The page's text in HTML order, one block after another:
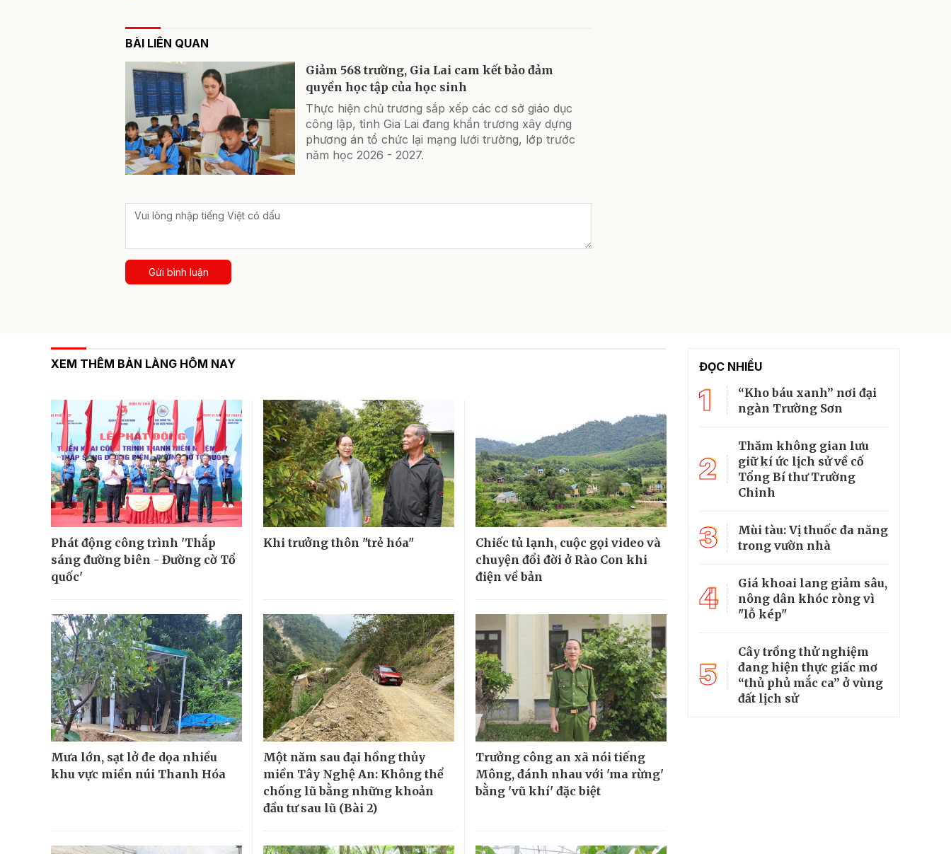
BÀI LIÊN QUAN
Giảm 568 trường, Gia Lai cam kết bảo đảm
quyền học tập của học sinh
Thực hiện chủ trương sắp xếp các cơ sở giáo dục
công lập, tỉnh Gia Lai đang khẩn trương xây dựng
phương án tổ chức lại mạng lưới trường, lớp trước
năm học 2026 - 2027.
Gửi bình luận
XEM THÊM BẢN LÀNG HÔM NAY
Phát động công trình 'Thắp
sáng đường biên - Đường cờ Tổ
quốc'
Khi trưởng thôn "trẻ hóa"
Chiếc tủ lạnh, cuộc gọi video và
chuyện đổi đời ở Rào Con khi
điện về bản
Mưa lớn, sạt lở đe dọa nhiều
khu vực miền núi Thanh Hóa
Một năm sau đại hồng thủy
miền Tây Nghệ An: Không thể
chống lũ bằng những khoản
đầu tư sau lũ (Bài 2)
Trưởng công an xã nói tiếng
Mông, đánh nhau với 'ma rừng'
bằng 'vũ khí' đặc biệt
ĐỌC NHIỀU
1
“Kho báu xanh” nơi đại
ngàn Trường Sơn
2
Thăm không gian lưu
giữ kí ức lịch sử về cố
Tổng Bí thư Trường
Chinh
3
Mùi tàu: Vị thuốc đa năng
trong vườn nhà
4
Giá khoai lang giảm sâu,
nông dân khóc ròng vì
"lỗ kép"
5
Cây trồng thử nghiệm
đang hiện thực giấc mơ
“thủ phủ mắc ca” ở vùng
đất lịch sử